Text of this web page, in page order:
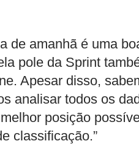
de amanhã é uma
pole da Sprint
Apesar disso,
analisar todos os
posição
classificação.”